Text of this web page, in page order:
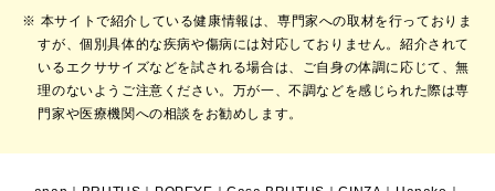
本サイトで紹介している健康情報は、専門家への取材を行っておりま
すが、個別具体的な疾病や傷病には対応しておりません。紹介されて
いるエクササイズなどを試される場合は、ご自身の体調に応じて、無
理のないようご注意ください。万が一、不調などを感じられた際は専
門家や医療機関への相談をお勧めします。